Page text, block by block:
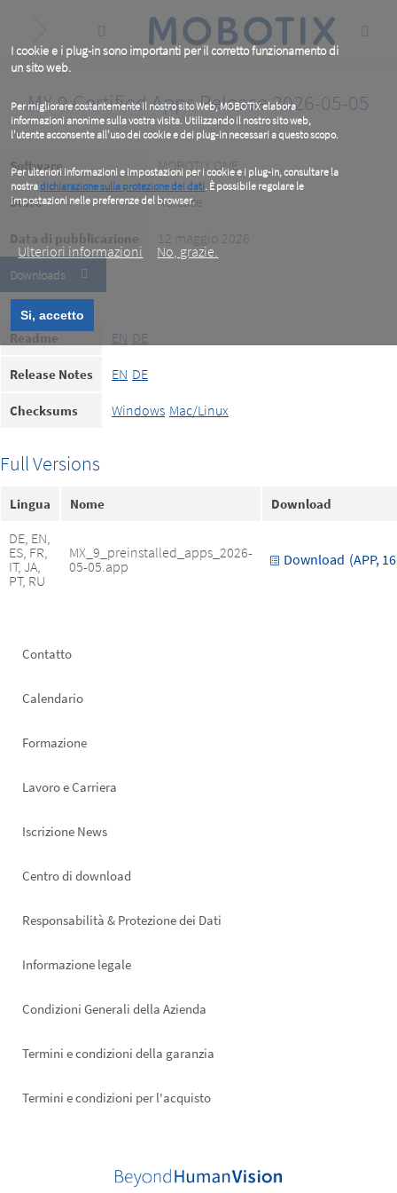
I cookie e i plug-in sono importanti per il corretto funzionamento di
un sito web.
Per migliorare costantemente il nostro sito Web, MOBOTIX elabora
informazioni anonime sulla vostra visita. Utilizzando il nostro sito web,
l'utente acconsente all'uso dei cookie e dei plug-in necessari a questo scopo.
Per ulteriori informazioni e impostazioni per i cookie e i plug-in, consultare la
nostradichiarazione sulla protezione dei dati. È possibile regolare le
impostazioni nelle preferenze del browser.
Ulteriori informazioni
No, grazie.
Si, accetto
content
MX 9 Certified Apps Release 2026-05-05
Software MOBOTIX ONE
Stato Release
Data di pubblicazione 12 maggio 2026
Downloads
Readme EN DE
Release Notes EN DE
Checksums Windows Mac/Linux
Full Versions
Lingua Nome Download
DE, EN,
ES, FR,
IT, JA,
PT, RU
MX_9_preinstalled_apps_2026-
05-05.app
Download (APP,
Footer
Contatto
Calendario
Formazione
Lavoro e Carriera
Iscrizione News
Footer
Centro di download
Responsabilità & Protezione dei Dati
Informazione legale
Condizioni Generali della Azienda
Termini e condizioni della garanzia
Termini e condizioni per l'acquisto